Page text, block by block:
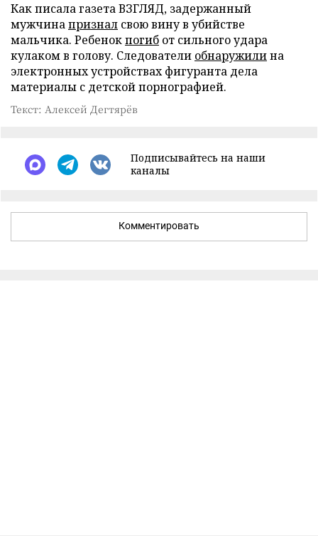
Как писала газета ВЗГЛЯД, задержанный
мужчинапризнал свою вину в убийстве
мальчика. Ребенокпогиб от сильного удара
кулаком в голову. Следователи обнаружилина
электронных устройствах фигуранта дела
материалы с детской порнографией.
Текст: Алексей Дегтярёв
Подписывайтесь на наши
каналы
Комментировать